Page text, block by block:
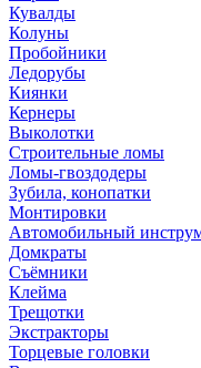
Кувалды
Колуны
Пробойники
Ледорубы
Киянки
Кернеры
Выколотки
Строительные ломы
Ломы-гвоздодеры
Зубила, конопатки
Монтировки
Автомобильный
Домкраты
Съёмники
Клейма
Трещотки
Экстракторы
Торцевые головки